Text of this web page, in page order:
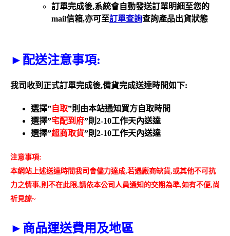
訂單完成後,系統會自動發送訂單明細至您的
mail信箱,亦可至訂單查詢查詢產品出貨狀態
► 配送注意事項:
我司收到正式訂單完成後,備貨完成送達時間如下:
選擇”自取”則由本站通知買方自取時間
選擇”宅配到府”則 2-10工作天內送達
選擇”超商取貨”則 2-10工作天內送達
注意事項:
本網站上述送達時間我司會儘力達成,若遇廠商缺貨,或其他不可抗
力之情事,則不在此限,請依本公司人員通知的交期為準,如有不便,尚
祈見諒~
► 商品運送費用及地區